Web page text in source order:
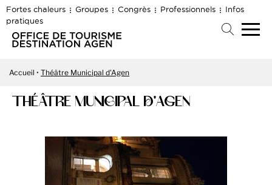
Fortes chaleurs Groupes Congrès Professionnels
Infos
pratiques
Accueil Théâtre Municipal d'Agen
THÉÂTRE MUNICIPAL D'AGEN